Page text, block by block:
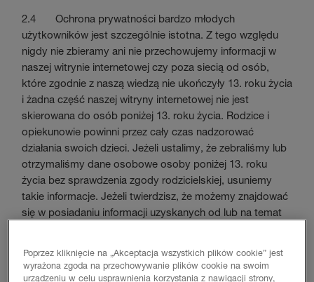
2.4 Ochrona prywatności bardzo młodych
użytkowników jest szczególnie istotna. Z tego względu
nigdy nie zbieramy ani nie przechowujemy informacji w
naszej witrynie internetowej czy poza siecią od osób,
które zgodnie z naszą wiedzą nie ukończyły 13. roku życia
i żadna część naszej witryny internetowej nie jest
skierowana do osób poniżej 13. roku życia. Rodzice i
opiekunowie powinni przez cały czas nadzorować
działania swoich dzieci. Jeżeli ustalimy, że zebraliśmy lub
otrzymaliśmy dane osobowe osoby poniżej 13. roku
życia bez sprawdzenia zgody rodzicielskiej, usuniemy
takie informacje. Jeżeli twierdzisz, że możemy znajdować
się w posiadaniu informacji uzyskanych od lub na temat
Poprzez kliknięcie na „Akceptacja wszystkich plików cookie” jest
wyrażona zgoda na przechowywanie plików cookie na swoim
urządzeniu w celu usprawnienia korzystania z nawigacji strony,